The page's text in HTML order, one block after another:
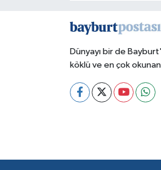
Dünyayı bir de
köklü ve en çok